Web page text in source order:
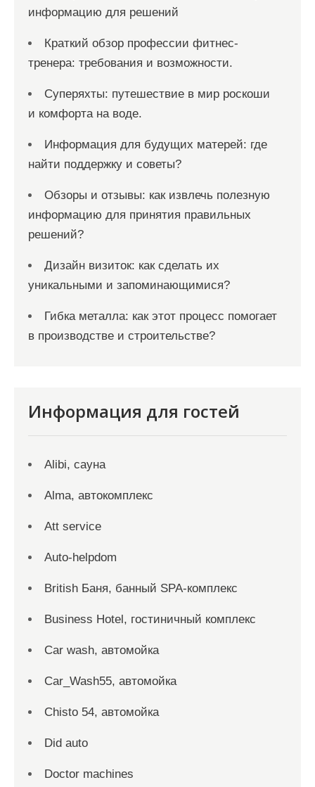
информацию для решений
Краткий обзор профессии фитнес-
тренера: требования и возможности.
Суперяхты: путешествие в мир роскоши
и комфорта на воде.
Информация для будущих матерей: где
найти поддержку и советы?
Обзоры и отзывы: как извлечь полезную
информацию для принятия правильных
решений?
Дизайн визиток: как сделать их
уникальными и запоминающимися?
Гибка металла: как этот процесс помогает
в производстве и строительстве?
Информация для гостей
Alibi, сауна
Alma, автокомплекс
Att service
Auto-helpdom
British Баня, банный SPA-комплекс
Business Hotel, гостиничный комплекс
Car wash, автомойка
Car_Wash55, автомойка
Chisto 54, автомойка
Did auto
Doctor machines